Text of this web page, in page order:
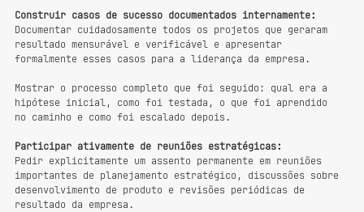
Construir casos de sucesso documentados internamente:
Documentar cuidadosamente todos os projetos que geraram
resultado mensurável e verificável e apresentar
formalmente esses casos para a liderança da empresa.
Mostrar o processo completo que foi seguido: qual era a
hipótese inicial, como foi testada, o que foi aprendido
no caminho e como foi escalado depois.
Participar ativamente de reuniões estratégicas:
Pedir explicitamente um assento permanente em reuniões
importantes de planejamento estratégico, discussões sobre
desenvolvimento de produto e revisões periódicas de
resultado da empresa.